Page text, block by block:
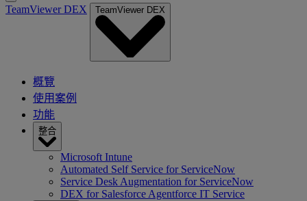
TeamViewer DEX TeamViewer DEX
概覽
使用案例
功能
整合
Microsoft Intune
Automated Self Service for ServiceNow
Service Desk Augmentation for ServiceNow
DEX for Salesforce Agentforce IT Service